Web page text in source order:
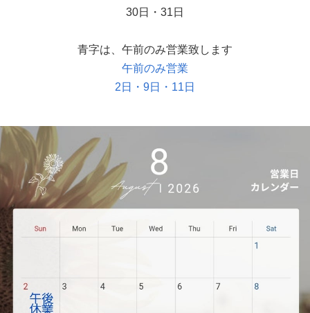
30日・31日
青字は、午前のみ営業致します
午前のみ営業
2日・9日・11日